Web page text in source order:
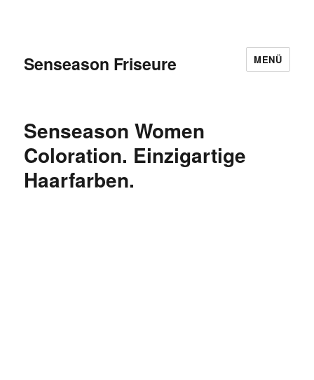
Senseason Friseure MENÜ
Senseason Women
Coloration. Einzigartige
Haarfarben.